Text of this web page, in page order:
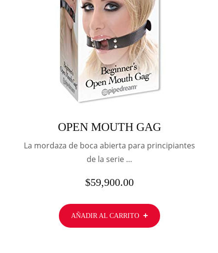
OPEN MOUTH GAG
La mordaza de boca abierta para principiantes
de la serie …
$59,900.00
AÑADIR AL CARRITO